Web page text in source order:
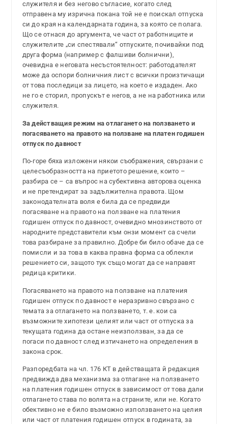
служителя и без негово съгласие, когато след
отправена му изрична покана той не е поискал отпуска
си до края на календарната година, за която се полага.
Що се отнася до аргумента, че част от работниците и
служителите „си спестявали“ отпуските, почивайки под
друга форма (например с фалшиви болнични),
очевидна е неговата несъстоятелност: работодателят
може да оспори болничния лист с всички произтичащи
от това последици за лицето, на което е издаден. Ако
не го е сторил, пропускът е негов, а не на работника или
служителя.
За действащия режим на отлагането на ползването и
погасяването на правото на ползване на платен годишен
отпуск по давност
По-горе бяха изложени някои съображения, свързани с
целесъобразността на приетото решение, които –
разбира се – са въпрос на субективна авторова оценка
и не претендират за задължителна правота. Щом
законодателната воля е била да се предвиди
погасяване на правото на ползване на платения
годишен отпуск по давност, очевидно мнозинството от
народните представители към онзи момент са счели
това разбиране за правилно. Добре би било обаче да се
помисли и за това в каква правна форма са облекли
решението си, защото тук също могат да се направят
редица критики.
Погасяването на правото на ползване на платения
годишен отпуск по давност е неразривно свързано с
темата за отлагането на ползването, т. е. кои са
възможните хипотези целият или част от отпуска за
текущата година да остане неизползван, за да се
погаси по давност след изтичането на определения в
закона срок.
Разпоредбата на чл. 176 КТ в действащата й редакция
предвижда два механизма за отлагане на ползването
на платения годишен отпуск в зависимост от това дали
отлагането става по волята на страните, или не. Когато
обективно не е било възможно използването на целия
или част от платения годишен отпуск в годината, за